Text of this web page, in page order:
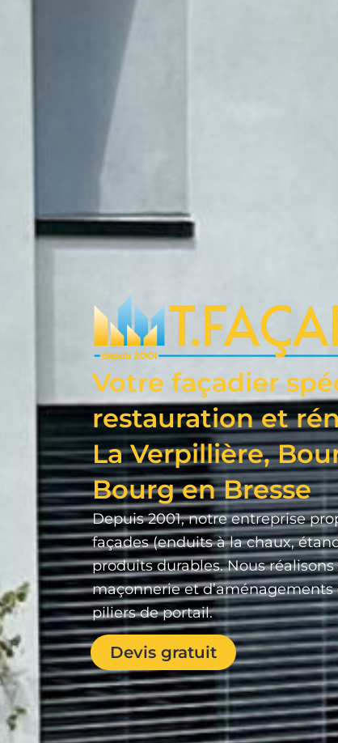
Votre façadier
restauration et
La Verpillière,
Bourg en Bresse
Depuis 2001, notre entreprise
façades (enduits à la chaux,
produits durables. Nous
maçonnerie et
piliers de portail.
Devis gratuit